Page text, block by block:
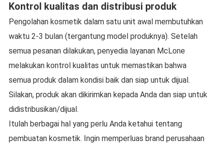
Kontrol kualitas dan distribusi produk
Pengolahan kosmetik dalam satu unit awal membutuhkan
waktu 2-3 bulan (tergantung model produknya). Setelah
semua pesanan dilakukan, penyedia layanan McLone
melakukan kontrol kualitas untuk memastikan bahwa
semua produk dalam kondisi baik dan siap untuk dijual.
Silakan, produk akan dikirimkan kepada Anda dan siap untuk
didistribusikan/dijual.
Itulah berbagai hal yang perlu Anda ketahui tentang
pembuatan kosmetik. Ingin memperluas brand perusahaan